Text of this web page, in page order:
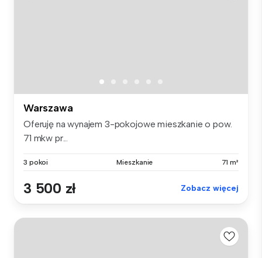
Warszawa
Oferuję na wynajem 3-pokojowe mieszkanie o pow.
71 mkw pr...
3 pokoi Mieszkanie 71 m²
3 500 zł Zobacz więcej